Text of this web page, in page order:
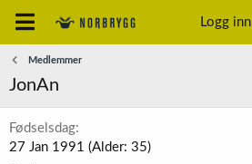
Logg inn
Medlemmer
JonAn
Fødselsdag
27 Jan 1991 (Alder: 35)